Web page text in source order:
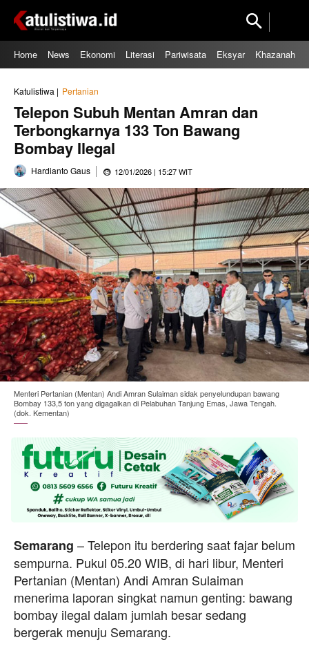
Home News Ekonomi Literasi Pariwisata Eksyar Khazanah
Katulistiwa | Pertanian
Telepon Subuh Mentan Amran dan
Terbongkarnya 133 Ton Bawang
Bombay Ilegal
Hardianto Gaus 12/01/2026 | 15:27 WIT
Menteri Pertanian (Mentan) Andi Amran Sulaiman sidak penyelundupan bawang
Bombay 133,5 ton yang digagalkan di Pelabuhan Tanjung Emas, Jawa Tengah.
(dok. Kementan)
Semarang – Telepon itu berdering saat fajar belum
sempurna. Pukul 05.20 WIB, di hari libur, Menteri
Pertanian (Mentan) Andi Amran Sulaiman
menerima laporan singkat namun genting: bawang
bombay ilegal dalam jumlah besar sedang
bergerak menuju Semarang.